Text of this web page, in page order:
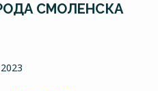
СМОЛЕНСКА
2023